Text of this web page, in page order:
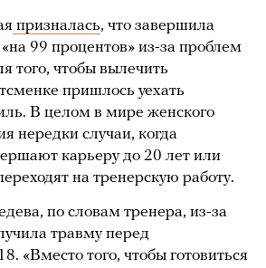
призналась, что завершила
99 процентов» из-за проблем
того, чтобы вылечить
пришлось уехать
В целом в мире женского
нередки случаи, когда
карьеру до 20 лет или
на тренерскую работу.
по словам тренера, из-за
травму перед
«Вместо того, чтобы готовиться